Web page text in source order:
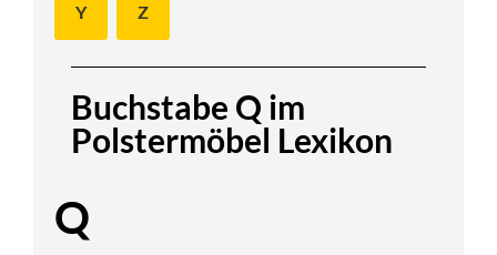
Y Z
Buchstabe Q im
Polstermöbel Lexikon
Q